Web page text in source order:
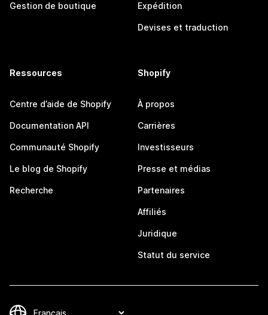
Gestion de boutique Expédition
Devises et traduction
Ressources
Centre d’aide de Shopify
Documentation API
Communauté Shopify
Le blog de Shopify
Recherche
Shopify
À propos
Carrières
Investisseurs
Presse et médias
Partenaires
Affiliés
Juridique
Statut du service